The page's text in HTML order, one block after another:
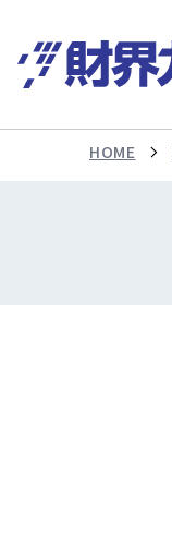
HOME